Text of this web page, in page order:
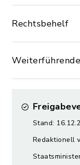
Rechtsbehelf
Stand:
Redaktionell